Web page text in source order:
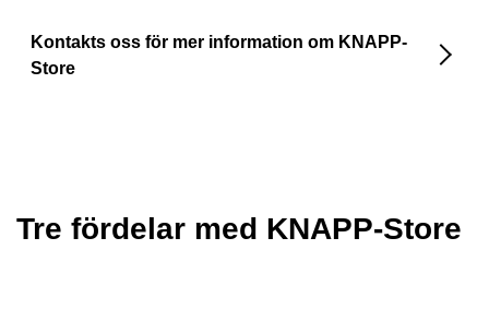
Kontakts oss för mer information om KNAPP-
Store
Tre fördelar med KNAPP-Store